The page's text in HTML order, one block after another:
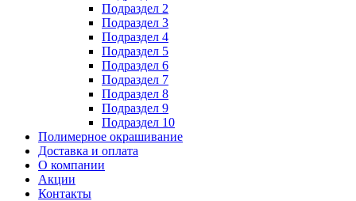
Подраздел 2
Подраздел 3
Подраздел 4
Подраздел 5
Подраздел 6
Подраздел 7
Подраздел 8
Подраздел 9
Подраздел 10
Полимерное окрашивание
Доставка и оплата
О компании
Акции
Контакты